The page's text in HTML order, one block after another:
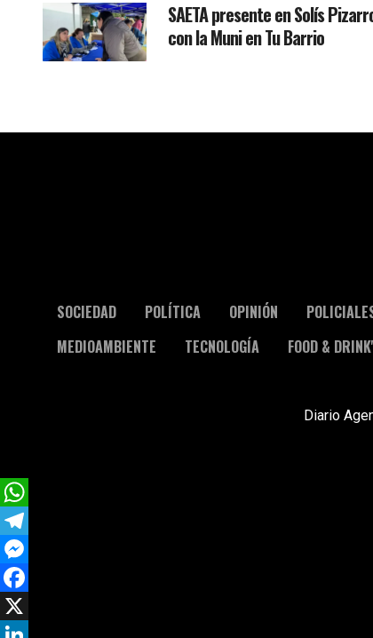
SAETA presente en Solís
con la Muni en Tu Barrio
SOCIEDAD POLÍTICA OPINIÓN
MEDIOAMBIENTE
TECNOLOGÍA FOOD &
Diario
WhatsApp
Telegram
Messenger
Facebook
X